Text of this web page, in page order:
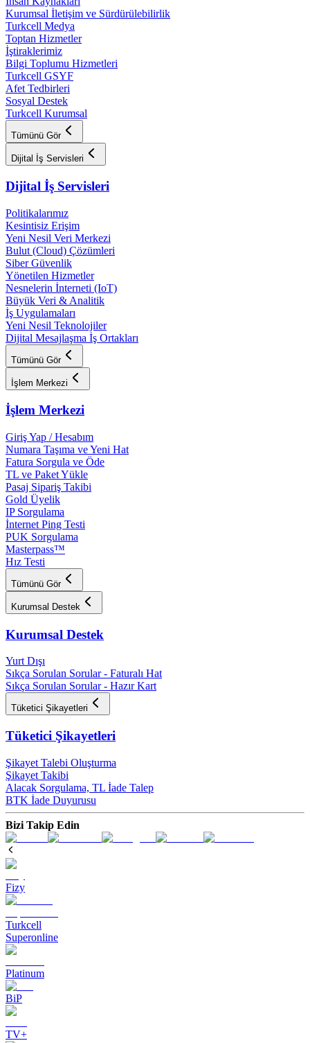
Kurumsal İletişim ve Sürdürülebilirlik
Turkcell Medya
Toptan Hizmetler
İştiraklerimiz
Bilgi Toplumu Hizmetleri
Turkcell GSYF
Afet Tedbirleri
Sosyal Destek
Turkcell Kurumsal
Tümünü Gör
Dijital İş Servisleri
Dijital İş Servisleri
Politikalarımız
Kesintisiz Erişim
Yeni Nesil Veri Merkezi
Bulut (Cloud) Çözümleri
Siber Güvenlik
Yönetilen Hizmetler
Nesnelerin İnterneti (IoT)
Büyük Veri & Analitik
İş Uygulamaları
Yeni Nesil Teknolojiler
Dijital Mesajlaşma İş Ortakları
Tümünü Gör
İşlem Merkezi
İşlem Merkezi
Giriş Yap / Hesabım
Numara Taşıma ve Yeni Hat
Fatura Sorgula ve Öde
TL ve Paket Yükle
Pasaj Sipariş Takibi
Gold Üyelik
IP Sorgulama
İnternet Ping Testi
PUK Sorgulama
Masterpass™
Hız Testi
Tümünü Gör
Kurumsal Destek
Kurumsal Destek
Yurt Dışı
Sıkça Sorulan Sorular - Faturalı Hat
Sıkça Sorulan Sorular - Hazır Kart
Tüketici Şikayetleri
Tüketici Şikayetleri
Şikayet Talebi Oluşturma
Şikayet Takibi
Alacak Sorgulama, TL İade Talep​
BTK İade Duyurusu
Bizi Takip Edin
Fizy
Turkcell
Superonline
Platinum
BiP
TV+